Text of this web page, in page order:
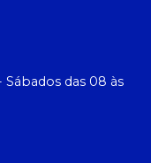
Sábados das 08 às